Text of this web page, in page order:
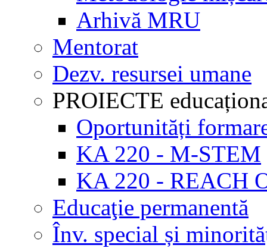
Arhivă MRU
Mentorat
Dezv. resursei umane
PROIECTE
Oportunități
KA 220 - M-STEM
KA 220 - REACH
Educaţie permanentă
Înv. special și